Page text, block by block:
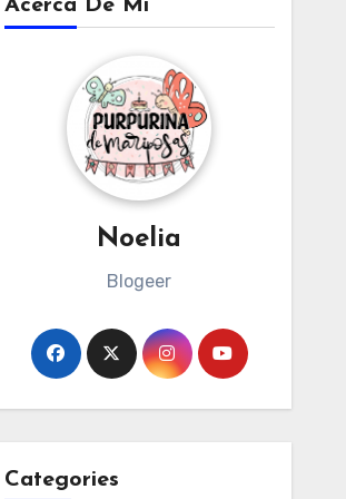
Acerca De Mi
Noelia
Blogeer
Categories